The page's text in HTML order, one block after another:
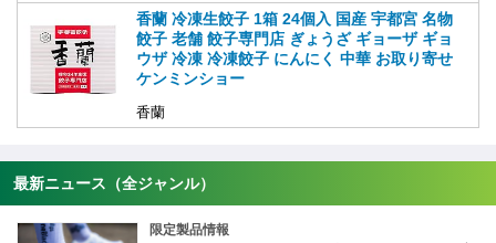
香蘭 冷凍生餃子 1箱 24個入 国産 宇都宮 名物
餃子 老舗 餃子専門店 ぎょうざ ギョーザ ギョ
ウザ 冷凍 冷凍餃子 にんにく 中華 お取り寄せ
ケンミンショー
香蘭
最新ニュース（全ジャンル）
限定製品情報